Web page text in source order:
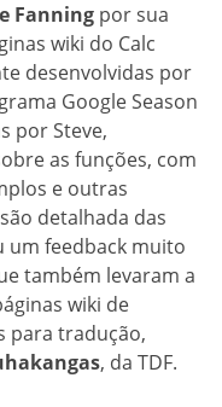
Fanning por sua
wiki do Calc
desenvolvidas por
Google Season
por Steve,
as funções, com
e outras
detalhada das
um feedback muito
também levaram a
wiki de
para tradução,
, da TDF.